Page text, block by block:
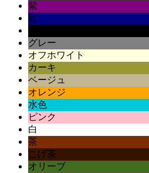
紫
紺
グレー
オフホワイト
カーキ
ベージュ
オレンジ
水色
ピンク
白
茶
こげ茶
オリーブ